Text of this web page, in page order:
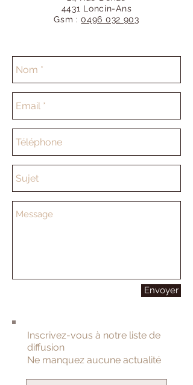
4431 Loncin-Ans
Gsm :0496 032 903
Envoyer
Inscrivez-vous à notre liste de
diffusion
Ne manquez aucune actualité